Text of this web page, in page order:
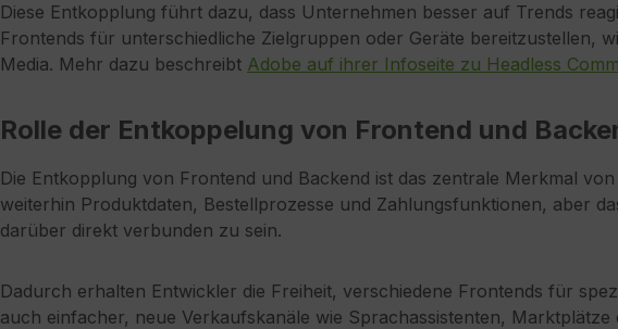
Diese Entkopplung führt dazu, dass Unternehmen besser auf Trends
Frontends für unterschiedliche Zielgruppen oder Geräte bereitzustellen,
Media. Mehr dazu beschreibt Adobe auf ihrer Infoseite zu Headless
Rolle der Entkoppelung von Frontend und
Die Entkopplung von Frontend und Backend ist das zentrale Merkmal
weiterhin Produktdaten, Bestellprozesse und Zahlungsfunktionen, aber
darüber direkt verbunden zu sein.
Dadurch erhalten Entwickler die Freiheit, verschiedene Frontends für
auch einfacher, neue Verkaufskanäle wie Sprachassistenten,